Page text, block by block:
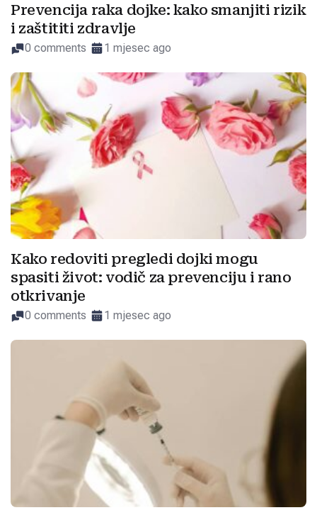
Prevencija raka dojke: kako smanjiti rizik
i zaštititi zdravlje
0 comments 1 mjesec ago
Kako redoviti pregledi dojki mogu
spasiti život: vodič za prevenciju i rano
otkrivanje
0 comments 1 mjesec ago